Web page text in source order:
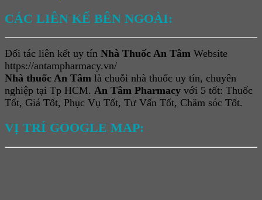
CÁC LIÊN KẾ BÊN NGOÀI:
Đối tác liên kết uy tín Nhà Thuốc An Tâm Website
https://antampharmacy.vn/
Nhà thuốc An Tâm là chuỗi nhà thuốc uy tín, chuyên
nghiệp tại Tp HCM. An Tâm Pharmacy với 5 tốt: Thuốc
Tốt, Giá Tốt, Phục Vụ Tốt, Tư Vấn Tốt, Chăm sóc Tốt.
VỊ TRÍ GOOGLE MAP: